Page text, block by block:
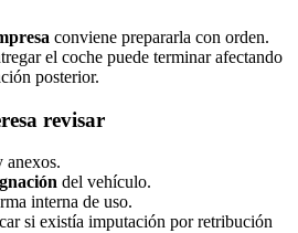
conviene prepararla con orden.
el coche puede terminar afectando
posterior.
revisar
anexos.
del vehículo.
interna de uso.
si existía imputación por retribución